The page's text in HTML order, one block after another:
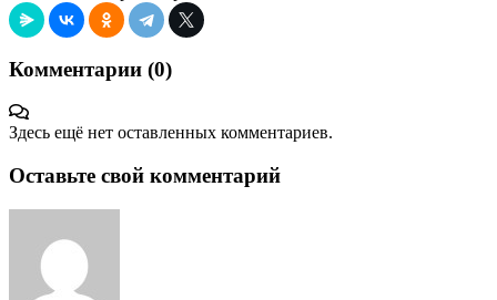
Комментарии (0)
Здесь ещё нет оставленных комментариев.
Оставьте свой комментарий